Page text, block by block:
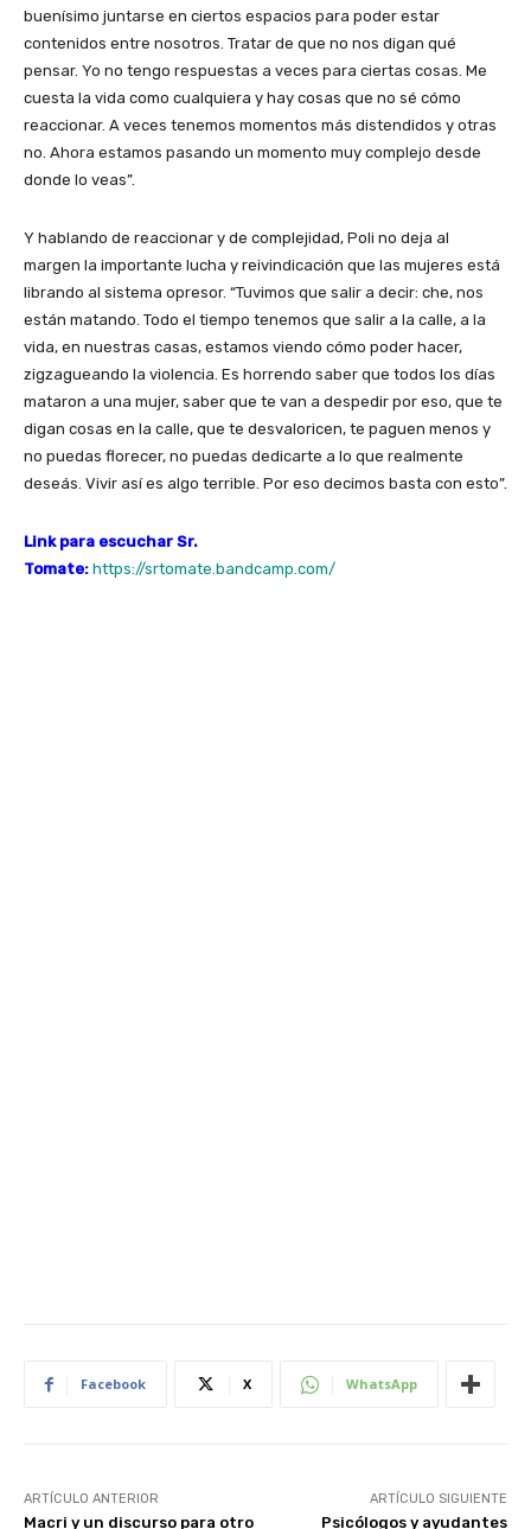
buenísimo juntarse en ciertos espacios para poder estar
contenidos entre nosotros. Tratar de que no nos digan qué
pensar. Yo no tengo respuestas a veces para ciertas cosas. Me
cuesta la vida como cualquiera y hay cosas que no sé cómo
reaccionar. A veces tenemos momentos más distendidos y otras
no. Ahora estamos pasando un momento muy complejo desde
donde lo veas”.
Y hablando de reaccionar y de complejidad, Poli no deja al
margen la importante lucha y reivindicación que las mujeres está
librando al sistema opresor. “Tuvimos que salir a decir: che, nos
están matando. Todo el tiempo tenemos que salir a la calle, a la
vida, en nuestras casas, estamos viendo cómo poder hacer,
zigzagueando la violencia. Es horrendo saber que todos los días
mataron a una mujer, saber que te van a despedir por eso, que te
digan cosas en la calle, que te desvaloricen, te paguen menos y
no puedas florecer, no puedas dedicarte a lo que realmente
deseás. Vivir así es algo terrible. Por eso decimos basta con esto”.
Link para escuchar Sr.
Tomate: https://srtomate.bandcamp.com/
Facebook X WhatsApp
ARTÍCULO ANTERIOR
Macri y un discurso para otro
ARTÍCULO SIGUIENTE
Psicólogos y ayudantes